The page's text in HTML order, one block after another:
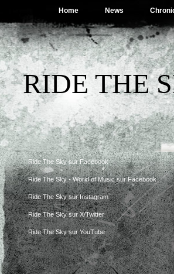
Home News
RIDE THE
Ride The Sky sur Facebook
Ride The Sky - World of Music sur Facebook
Ride The Sky sur Instagram
Ride The Sky sur X/Twitter
Ride The Sky sur YouTube